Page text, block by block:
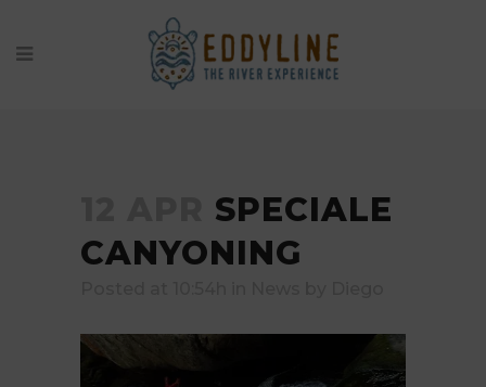
SPECIALE
CANYONING